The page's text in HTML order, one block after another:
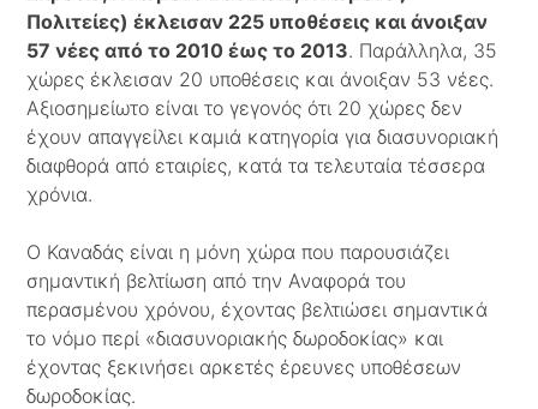
Πολιτείες) έκλεισαν 225 υποθέσεις και άνοιξαν
57 νέες από το 2010 έως το 2013. Παράλληλα, 35
χώρες έκλεισαν 20 υποθέσεις και άνοιξαν 53 νέες.
Αξιοσημείωτο είναι το γεγονός ότι 20 χώρες δεν
έχουν απαγγείλει καμιά κατηγορία για διασυνοριακή
διαφθορά από εταιρίες, κατά τα τελευταία τέσσερα
χρόνια.
Ο Καναδάς είναι η μόνη χώρα που παρουσιάζει
σημαντική βελτίωση από την Αναφορά του
περασμένου χρόνου, έχοντας βελτιώσει σημαντικά
το νόμο περί «διασυνοριακής δωροδοκίας» και
έχοντας ξεκινήσει αρκετές έρευνες υποθέσεων
δωροδοκίας.